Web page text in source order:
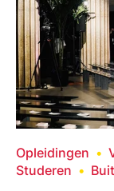
Opleidingen
Studeren